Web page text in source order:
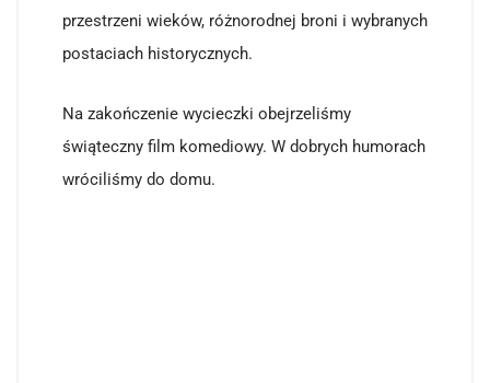
przestrzeni wieków, różnorodnej broni i wybranych
postaciach historycznych.
Na zakończenie wycieczki obejrzeliśmy
świąteczny film komediowy. W dobrych humorach
wróciliśmy do domu.